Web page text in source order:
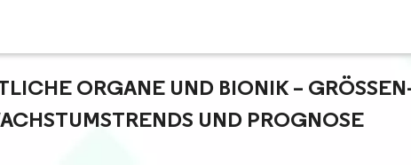
ORGANE UND BIONIK – GRÖSSEN- U
UND PROGNOSE (